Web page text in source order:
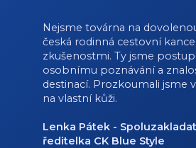
Nejsme továrna na
česká rodinná cestovní
zkušenostmi. Ty jsme
osobnímu poznávání a
destinací. Prozkoumali jsme
na vlastní kůži.
Lenka Pátek -
ředitelka CK Blue Style